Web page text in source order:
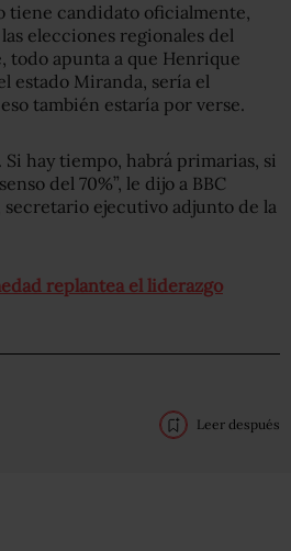
tiene candidato oficialmente,
elecciones regionales del
todo apunta a que Henrique
estado Miranda, sería el
también estaría por verse.
Si hay tiempo, habrá primarias, si
del 70%”, le dijo a BBC
ejecutivo adjunto de la
replantea el liderazgo
Leer después